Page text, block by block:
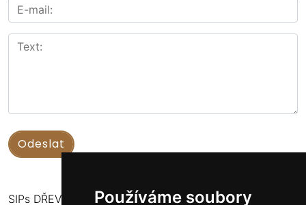
Používáme soubory
SIPs DŘEVOSTAVBY